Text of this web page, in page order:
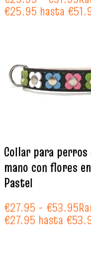
€25.95 hasta
Collar para
mano con flores
Pastel
€27.95 - €53.95
€27.95 hasta